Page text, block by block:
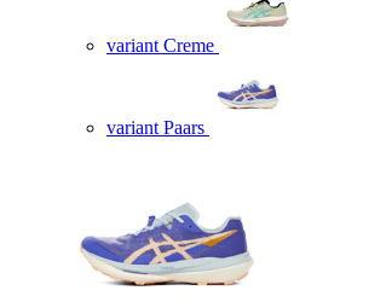
variant Creme
variant Paars